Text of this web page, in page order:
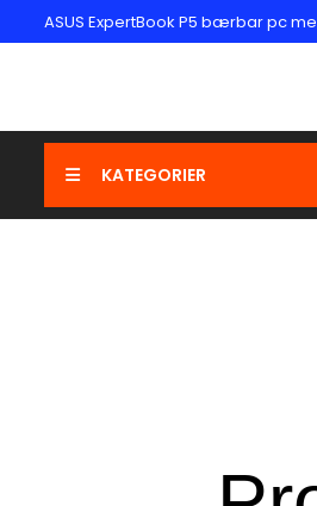
ASUS ExpertBook P5 bærbar pc
KATEGORIER